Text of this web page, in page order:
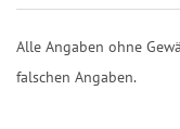
Alle Angaben ohne
falschen Angaben.